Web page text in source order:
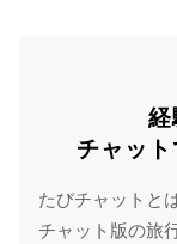
チャッ
たびチャットと
チャット版の旅